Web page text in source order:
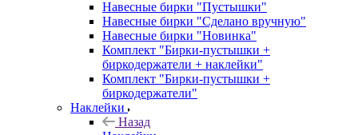
Навесные бирки "Пустышки"
Навесные бирки "Сделано вручную"
Навесные бирки "Новинка"
Комплект "Бирки-пустышки +
биркодержатели + наклейки"
Комплект "Бирки-пустышки +
биркодержатели"
Наклейки
Назад